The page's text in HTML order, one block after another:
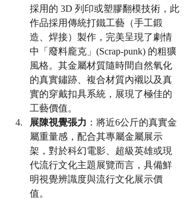
採用的 3D 列印或塑膠翻模技術，此
作品採用傳統打鐵工藝（手工鍛
造、焊接）製作，完美呈現了劇情
中「廢料龐克」(Scrap-punk) 的粗獷
風格。其金屬材質隨時間自然氧化
的真實鏽跡、複合材質內襯以及真
實的穿戴扣具系統，展現了極佳的
工藝價值。
展陳視覺張力 ：將近6公斤的真實金
屬重量感，配合其專屬金屬展示
架，對於科幻電影、超級英雄或現
代流行文化主題展覽而言，具備鮮
明視覺辨識度與流行文化展示價
值。